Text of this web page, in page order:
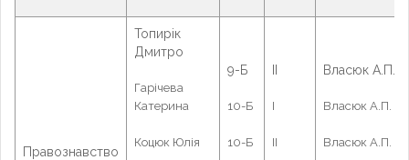
Правознавство
Топирік
Дмитро
Гарічева
Катерина
Коцюк Юлія
9-Б
10-Б
10-Б
І
ІІ
Власюк А.П.
Власюк А.П.
Власюк А.П.